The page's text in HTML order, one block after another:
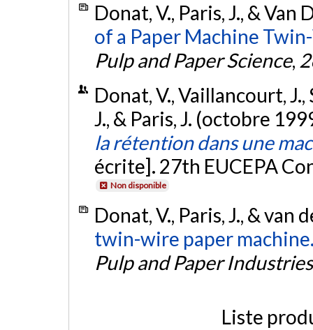
Donat, V., Paris, J., & Van
of a Paper Machine
Pulp and Paper Science,
Donat, V., Vaillancourt, J.,
J., & Paris, J. (octobre
la rétention dans une
écrite]. 27th EUCEPA
Non disponible
Donat, V., Paris, J., & van
twin-wire paper
Pulp and Paper
Liste